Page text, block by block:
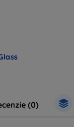
(0)